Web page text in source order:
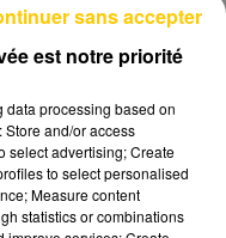
est notre priorité
data processing based on
and/or access
select advertising; Create
to select personalised
Measure content
statistics or combinations
sans accepter